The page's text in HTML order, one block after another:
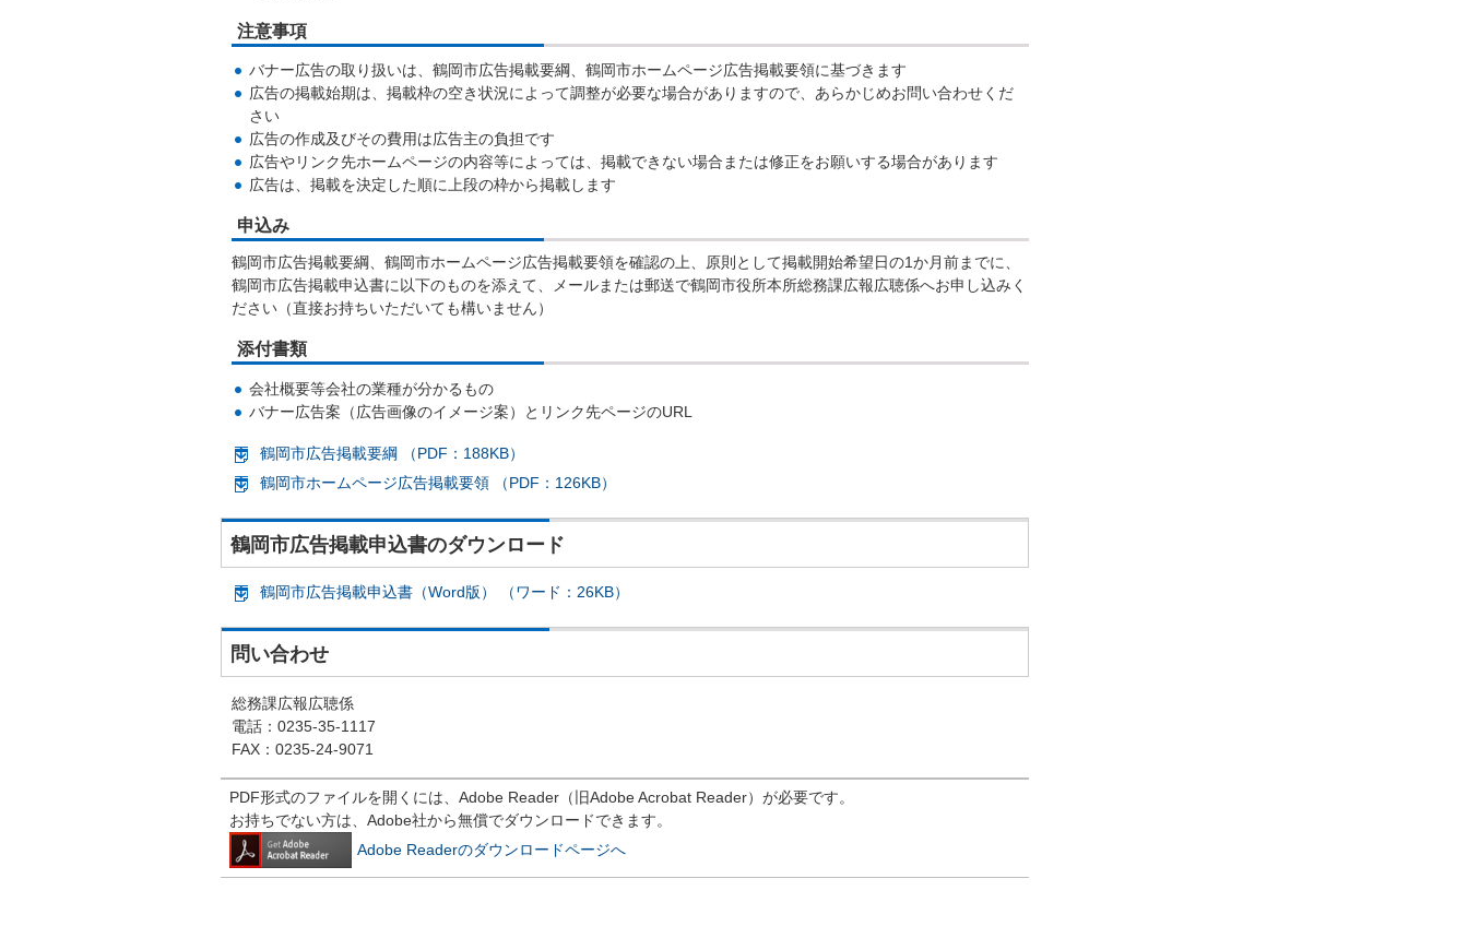
注意事項
バナー広告の取り扱いは、鶴岡市広告掲載要綱、鶴岡市ホームページ広告掲載要領に基づきます
広告の掲載始期は、掲載枠の空き状況によって調整が必要な場合がありますので、あらかじめお問い合わせくだ
さい
広告の作成及びその費用は広告主の負担です
広告やリンク先ホームページの内容等によっては、掲載できない場合または修正をお願いする場合があります
広告は、掲載を決定した順に上段の枠から掲載します
申込み
鶴岡市広告掲載要綱、鶴岡市ホームページ広告掲載要領を確認の上、原則として掲載開始希望日の1か月前までに、
鶴岡市広告掲載申込書に以下のものを添えて、メールまたは郵送で鶴岡市役所本所総務課広報広聴係へお申し込みく
ださい（直接お持ちいただいても構いません）
添付書類
会社概要等会社の業種が分かるもの
バナー広告案（広告画像のイメージ案）とリンク先ページのURL
鶴岡市広告掲載要綱 （PDF：188KB）
鶴岡市ホームページ広告掲載要領 （PDF：126KB）
鶴岡市広告掲載申込書のダウンロード
鶴岡市広告掲載申込書（Word版） （ワード：26KB）
問い合わせ
総務課広報広聴係
電話：0235-35-1117
FAX：0235-24-9071
PDF形式のファイルを開くには、Adobe Reader（旧Adobe Acrobat Reader）が必要です。
お持ちでない方は、Adobe社から無償でダウンロードできます。
Adobe Readerのダウンロードページへ